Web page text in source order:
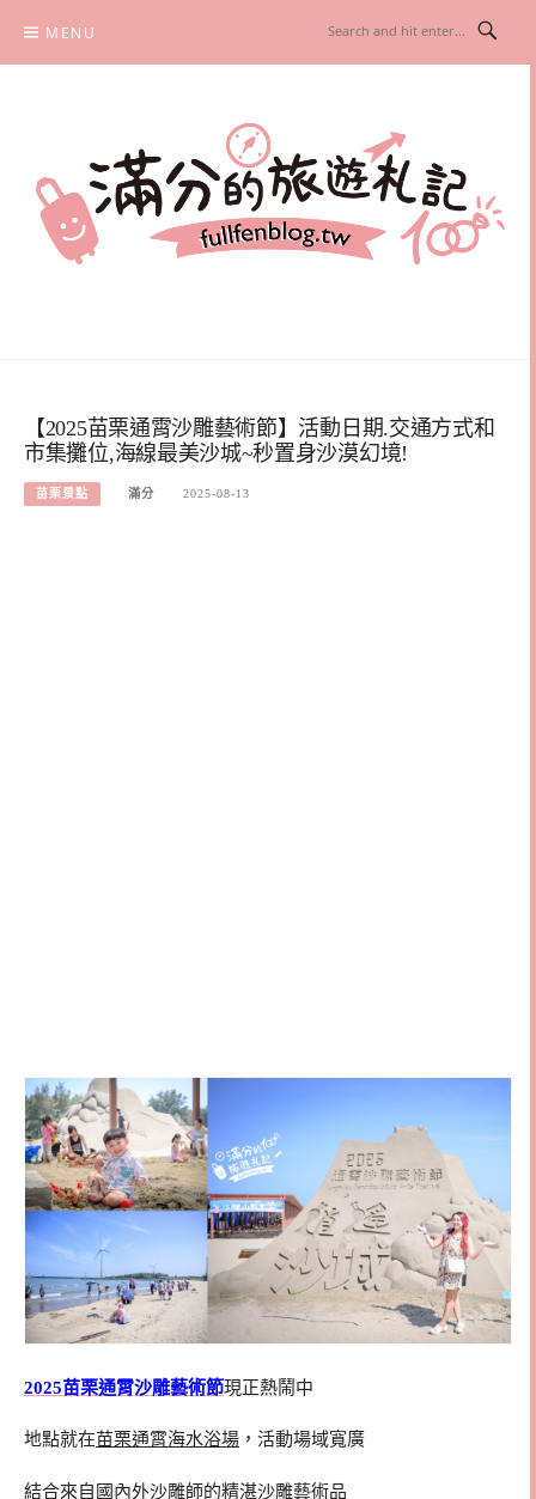
content
MENU
【2025苗栗通霄沙雕藝術節】活動日期.交通方式和
市集攤位,海線最美沙城~秒置身沙漠幻境!
苗栗景點 滿分 2025-08-13
2025苗栗通霄沙雕藝術節現正熱鬧中
地點就在苗栗通霄海水浴場 ，活動場域寬廣
結合來自國內外沙雕師的精湛沙雕藝術品